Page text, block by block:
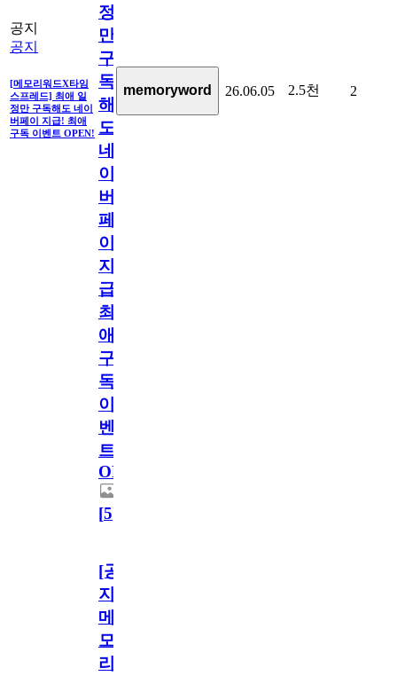
공지
공지
[메모리워드X타임
스프레드] 최애 일
정만 구독해도 네이
버페이 지급! 최애
구독 이벤트 OPEN!
정
만
구
독
해
도
네
이
버
페
이
지
급!
최
애
구
독
이
벤
트
OPEN!
[5]
memoryword 26.06.05 2.5천 2
[공
지]
메
모
리